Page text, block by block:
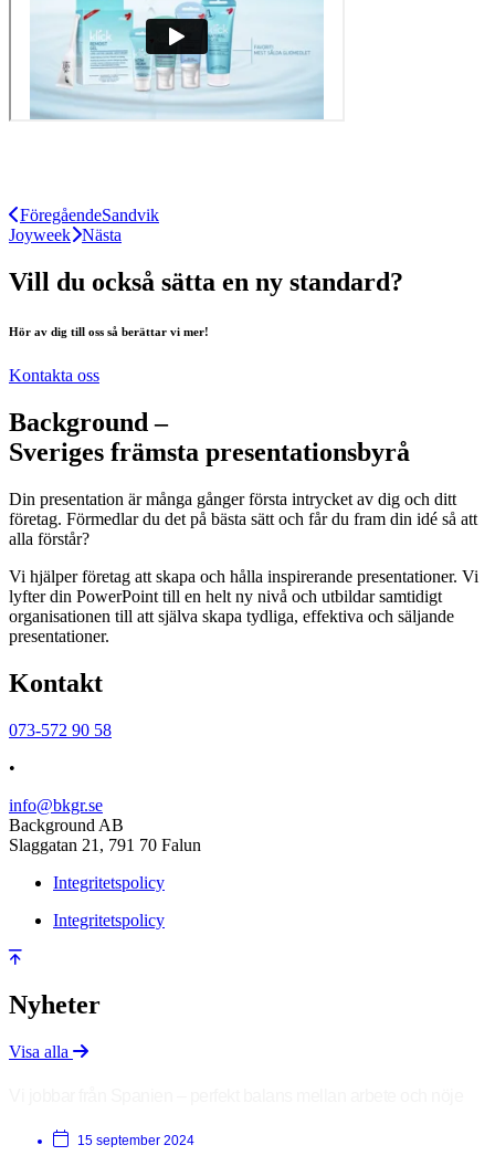
FöregåendeSandvik
Joyweek Nästa
Vill du också sätta en ny standard?
Hör av dig till oss så berättar vi mer!
Kontakta oss
Background –
Sveriges främsta presentationsbyrå
Din presentation är många gånger första intrycket av dig och ditt
företag. Förmedlar du det på bästa sätt och får du fram din idé så att
alla förstår?
Vi hjälper företag att skapa och hålla inspirerande presentationer. Vi
lyfter din PowerPoint till en helt ny nivå och utbildar samtidigt
organisationen till att själva skapa tydliga, effektiva och säljande
presentationer.
Kontakt
073-572 90 58
•
info@bkgr.se
Background AB
Slaggatan 21, 791 70 Falun
Integritetspolicy
Integritetspolicy
Nyheter
Visa alla
15 september 2024